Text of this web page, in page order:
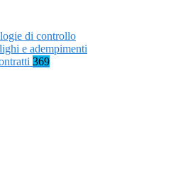
di controllo
e adempimenti
369